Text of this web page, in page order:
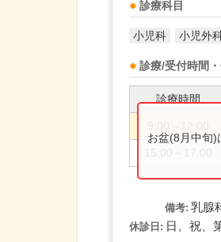
診療科目
小児科 小児外
診療/受付時間・
診療時間
お盆(8月中旬)
備考: 乳腺
休診日: 日、祝、